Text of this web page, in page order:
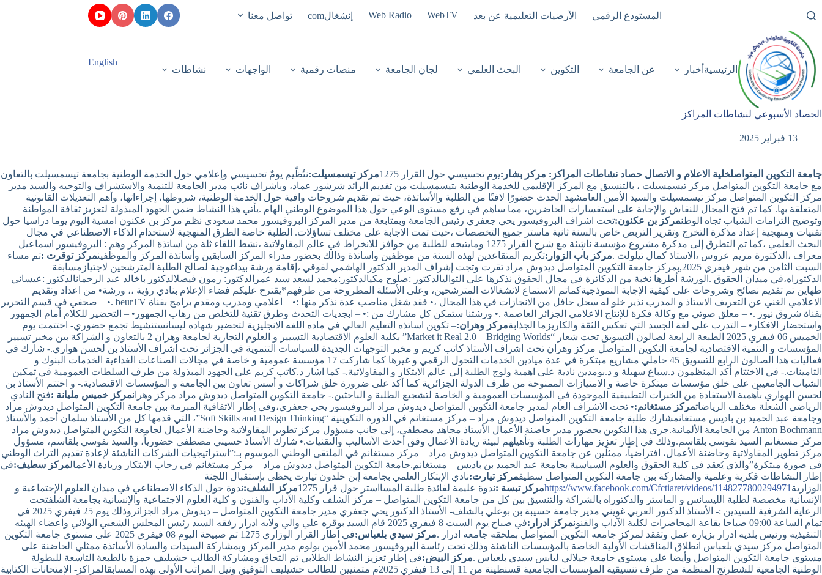
إلى
المحتوى
المستودع الرقمي الأرضيات التعليمية عن بعد WebTV
Web Radio إنشغالcom تواصل معنا
الرئيسية أخبار عن الجامعة التكوين البحث العلمي لجان الجامعة منصات رقمية الواجهات نشاطات
English
الحصاد الأسبوعي لنشاطات المراكز
13 فبراير 2025
جامعة التكوين المتواصلخلية الاعلام و الاتصال حصاد نشاطات المراكز: مركز بشار:يوم تحسيسي حول القرار 1275 مركز تيسمسيلت:نتُظّيم يومٌ تحسيسي وإعلامي حول الخدمة الوطنية بجامعة تيسمسيلت بالتعاون
مع جامعة التكوين المتواصل مركز تيسمسيلت ، بالتنسيق مع المركز الإقليمي للخدمة الوطنية بتيسمسيلت من تقديم الرائد شرشور عماد، وباشراف نائب مدير الجامعة للتنمية والاستشراف والتوجيه والسيد مدير
مركز التكوين المتواصل مركز تيسمسيلت والسيد الأمين العامشهد الحدث حضورًا لافتًا من الطلبة والأساتذة، حيث تم تقديم شروحات وافية حول الخدمة الوطنية، شروطها، إجراءاتها، وأهم التعديلات القانونية
المتعلقة بها. كما تم فتح المجال للنقاش والإجابة على استفسارات الحاضرين، مما ساهم في رفع مستوى الوعي حول هذا الموضوع الوطني الهام .يأتي هذا النشاط ضمن الجهود المبذولة لتعزيز ثقافة المواطنة
وتوضيح التزامات الشباب تجاه الوطنمركز بن عكنون:تحت اشراف البروفيسور يحي جعفري رئيس الجامعة وبمتابعة من مدير المركز البروفيسور محمد سعودي نظم مركز بن عكنون امسية اليوم يوما دراسيا حول
تقنيات ومنهجية إعداد مذكرة التخرج وتقرير التربص خاص بالسنة ثانية ماستر جميع التخصصات ،حيث تمت الاجابة على مختلف تساؤلات. الطلبة خاصة الطرق المنهجية لاستخدام الذكاء الاصطناعي في مجال
البحث العلمي ،كما تم التطرق إلى مذكرة مشروع مؤسسة ناڜئة مع شرح القرار 1275 ومايتيحه للطلبة من حوافز للانخراط في عالم المقاولاتية ،نشط اللقاء ثلة من اساتذة المركز وهم : البروفيسور اسماعيل
معراف ،الدكتورة مريم عروس ،الاستاذ كمال تيلولت .مركز باب الزوار:تكريم المتقاعدين لهذه السنة من موظفين واساتذة وذالك بحضور مدراء المركز السابقين وأساتذة المركز والموظفينمركز توقرت :تم مساء
السبت الثامن من شهر فيفري 2025,بمركز جامعة التكوين المتواصل ديدوش مراد تقرت وتجت إشراف المدير الدكتور الهاشمي لقوقي ،إقامة ورشة بيداغوجية لصالح الطلبة المترشحين لاجتيازمسابقة
الدكتوراه،في ميدان الحقوق .الورشة أطرها نخبة من الدكاترة في مجال الحقوق نذكرها على التواليالدكتور :صلوح مكيالدكتور:محمد لسعد سيد عمرالدكتور: رمون فيصلالدكتور باخالد عبد الرحمانالدكتور :عيساني
طهاين تم تقديم نصائح وشروحات على كيفية الإجابة النموذجيةكماتم الاستماع لانشغالات المترشحين، وعلى الأسئلة المطروحة من طرفهم*يقترح عليكم فضاء الإعلام بنادي رؤية ،، ورشة• من اعداد وتقديم
الاعلامي الغني عن التعريف الاستاذ و المدرب نذير خلو له سجل حافل من الانجازات في هذا المجال ،• فقد شغل مناصب عدة نذكر منها :• – اعلامي ومدرب ومقدم برامج بقناة beurTV .• – صحفي في قسم التحرير
بقناة شروق نيوز .• – معلق صوتي مع وكالة فكرة للإنتاج الاعلامي الجزائر العاصمة .• ورشتنا ستمكن كل مشارك من :• – ابجديات التحدث وطرق تقنية للتخلص من رهاب الجمهور• – التحضير للكلام أمام الجمهور
واستحضار الافكار• – التدرب على لغة الجسد التي تعكس الثقة والكاريزما الجذابةمركز وهران:– تكوين اساتذه التعليم العالي في ماده اللغه الانجليزية لتحضير شهاده ليسانستنشيط تجمع حضوري- اختتمت يوم
الخميس 06 فيفري 2025 الطبعة الرابعة لصالون التسويق تحت شعار “Market it Real 2.0 – Bridging Worlds” بكلية العلوم الاقتصادية التسيير و العلوم التجارية لجامعة وهران 2 بالتعاون و الشراكة بين مخبر تسيير
المؤسسات و التنمية الاقتصادية لجامعة التكوين المتواصل مركز وهران تحت اشراف الأستاذ كاتب كريم و مخبر التوجهات الجديدة للسياسات التنموية في الجزائر تحت اشراف الأستاذ بن لحسن هواري.- شارك في
فعاليات هدا الصالون الرابع للتسويق 45 حاملي مشاريع مبتكرة في عدة ميادين الخدمات التحول الرقمي و غيرها كما شاركت 17 مؤسسة عمومية و خاصة في مجالات الصناعات الغداءية الخدمات البنوك و
التامينات.- في الاختتام أكد المنظمون د.سباغ سهيلة و د.بومدين نادية على اهمية ولوج الطلبة إلى عالم الابتكار و المقاولاتية.- كما اشار د.كاتب كريم على الجهود المبذولة من طرف السلطات العمومية في تمكين
الشباب الجامعيين على خلق مؤسسات مبتكرة خاصة و الامتيازات الممنوحة من طرف الدولة الجزائرية كما أكد على ضرورة خلق شراكات و أسس تعاون بين الجامعة و المؤسسات الاقتصادية.- و اختتم الأستاذ بن
لحسن الهواري بأهمية الاستفادة من الخبرات التطبيقية الموجودة في المؤسسات العمومية و الخاصة لتشجيع الطلبة و الباحثين.- جامعة التكوين المتواصل ديدوش مراد مركز وهرانمركز خميس مليانة :فتح النادي
الرياضي الشعلة مختلف الرياضاتمركز مستغانم:• تحت الاشراف العام لمدير جامعة التكوين المتواصل ديدوش مراد البروفيسور يحي جعفري،وفي إطار الاتفاقية المبرمة بين جامعة التكوين المتواصل ديدوش مراد
وجامعة عبد الحميد بن باديس مستغانمشارك طلبة جامعة التكوين المتواصل ديدوش مراد – مركز مستغانم في الدورة التكوينية “Soft Skills and Design Thinking”، التي قدمها كل من الأستاذ سلمان أحمد والأستاذ
Anton Bochmann من الجامعة الألمانية.جرى هذا التكوين بحضور مدير حاضنة الأعمال الأستاذ مجاهد مصطفى، إلى جانب مسؤول مركز تطوير المقاولاتية وحاضنة الأعمال لجامعة التكوين المتواصل ديدوش مراد –
مركز مستغانم السيد نفوسي بلقاسم.وذلك في إطار تعزيز مهارات الطلبة وتأهيلهم لبيئة ريادة الأعمال وفق أحدث الأساليب والتقنيات.• شارك الأستاذ حسيني مصطفى حضورياً، والسيد نفوسي بلقاسم، مسؤول
مركز تطوير المقاولاتية وحاضنة الأعمال، افتراضياً، ممثلَين عن جامعة التكوين المتواصل ديدوش مراد – مركز مستغانم في الملتقى الوطني الموسوم بـ:”استراتيجيات الشركات الناشئة لإعادة تقديم التراث الوطني
في صورة مبتكرة”والذي يُعقد في كلية الحقوق والعلوم السياسية بجامعة عبد الحميد بن باديس – مستغانم.جامعة التكوين المتواصل ديدوش مراد – مركز مستغانم في رحاب الابتكار وريادة الأعمالمركز سطيف:في
إطار النشاطات فكرية وعلمية والمشاركة بين جامعة التكوين المتواصل سطيفمركز تيارت:نادي الإبتكار العلمي بجامعة إبن خلدون تيارت يحظى بإستقبال اللجنة
الوزارية https://www.facebook.com/Cfctiaret/videos/1148277800294971مركز تبسة :ندوة عليمة لفائدة طلبة المسااستر حول قرار 1275 مركز الشلف:ندوة حول الذكاء الاصطناعي في ميدان العلوم الإجتماعية و
الإنسانية مخصصة لطلبة الليسانس و الماستر والدكتوراه بالشراكة والتنسيق بين كل من جامعة التكوين المتواصل – مركز الشلف وكلية الآداب والفنون و كلية العلوم الاجتماعية والإنسانية بجامعة الشلفتحت
الرعاية الشرفية للسيدين :- الأستاذ الدكتور العربي غويني مدير جامعة حسيبة بن بوعلي بالشلف- الأستاذ الدكتور يحي جعفري مدير جامعة التكوين المتواصل – ديدوش مراد الجزائروذلك يوم 25 فيفري 2025 في
تمام الساعة 09:00 صباحا بقاعة المحاضرات لكلية الآداب والفنون
مركز ادرار:
في صباح يوم السبت 8 فيفري 2025 قام السيد بوقره علي والي ولايه ادرار رفقه السيد رئيس المجلس الشعبي الولائي واعضاء الهيئه
التنفيذيه ورئيس بلديه ادرار بزياره عمل وتفقد لمركز جامعه التكوين المتواصل بملحقه جامعه ادرار .مركز سيدي بلعباس:
في اطار القرار الوزاري 1275 تم صبيحة اليوم 08 فيفري 2025 على مستوى جامعة التكوين
المتواصل مركز سيدي بلعباس انطلاق المناقشات الأولية الخاصة بالمؤسسات الناشئة وذلك تحت رئاسة البروفيسور محمد الأمين بولوم مدير المركز وبمشاركة السيدات والسادة الأساتذة ممثلي الحاضنة على
مستوى جامعة التكوين المتواصل وأيضا على مستوى جامعة جيلالي ليابس سيدي بلعباس .مركز البيض:في إطار تعزيز النشاط الطلابي تم التحاق ومشاركة الطالب حشيليف حمزة بالطبعة التاسعة للبطولة
الوطنية الجامعية للشطرنج المنظمة من طرف تنسيقية المؤسسات الجامعية قسنطينة من 11 إلى 13 فيفري 2025م متمنيين للطالب حشيليف التوفيق ونيل المراتب الأولى بهذه المسابقالمراكز- الإمتحانات الكتابية